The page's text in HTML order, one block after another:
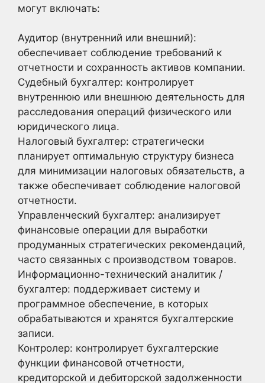
могут включать:
Аудитор (внутренний или внешний):
обеспечивает соблюдение требований к
отчетности и сохранность активов компании.
Судебный бухгалтер: контролирует
внутреннюю или внешнюю деятельность для
расследования операций физического или
юридического лица.
Налоговый бухгалтер: стратегически
планирует оптимальную структуру бизнеса
для минимизации налоговых обязательств, а
также обеспечивает соблюдение налоговой
отчетности.
Управленческий бухгалтер: анализирует
финансовые операции для выработки
продуманных стратегических рекомендаций,
часто связанных с производством товаров.
Информационно-технический аналитик /
бухгалтер: поддерживает систему и
программное обеспечение, в которых
обрабатываются и хранятся бухгалтерские
записи.
Контролер: контролирует бухгалтерские
функции финансовой отчетности,
кредиторской и дебиторской задолженности